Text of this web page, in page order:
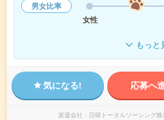
男女比率
女性
もっと
気になる! 応募へ
派遣会社 日研トータルソーシング